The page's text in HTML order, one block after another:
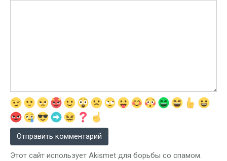
Этот сайт использует Akismet для борьбы со спамом.